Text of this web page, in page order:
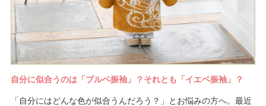
自分に似合うのは「ブルベ振袖」？それとも「イエベ振袖」？
「自分にはどんな色が似合うんだろう？」とお悩みの方へ。最近